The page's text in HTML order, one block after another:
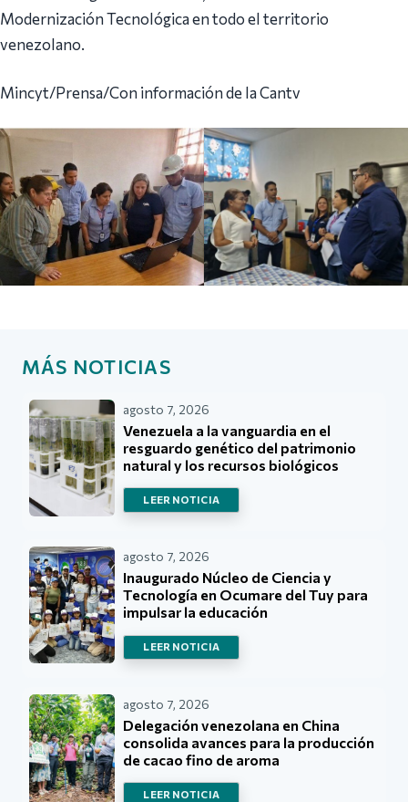
Modernización Tecnológica en todo el territorio
venezolano.
Mincyt/Prensa/Con información de la Cantv
MÁS NOTICIAS
agosto 7, 2026
Venezuela a la vanguardia en el
resguardo genético del patrimonio
natural y los recursos biológicos
LEER NOTICIA
agosto 7, 2026
Inaugurado Núcleo de Ciencia y
Tecnología en Ocumare del Tuy para
impulsar la educación
LEER NOTICIA
agosto 7, 2026
Delegación venezolana en China
consolida avances para la producción
de cacao fino de aroma
LEER NOTICIA